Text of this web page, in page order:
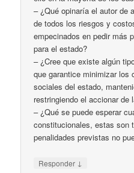
– ¿Qué opinaría el autor de
de todos los riesgos y
empecinados en pedir más
para el estado?
– ¿Cree que existe algún
que garantice minimizar los
sociales del estado,
restringiendo el accionar de
– ¿Qué se puede esperar
constitucionales, estas son
penalidades previstas no
Responder ↓